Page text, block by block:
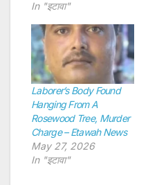
In "इटावा"
Laborer’s Body Found
Hanging From A
Rosewood Tree, Murder
Charge – Etawah News
May 27, 2026
In "इटावा"